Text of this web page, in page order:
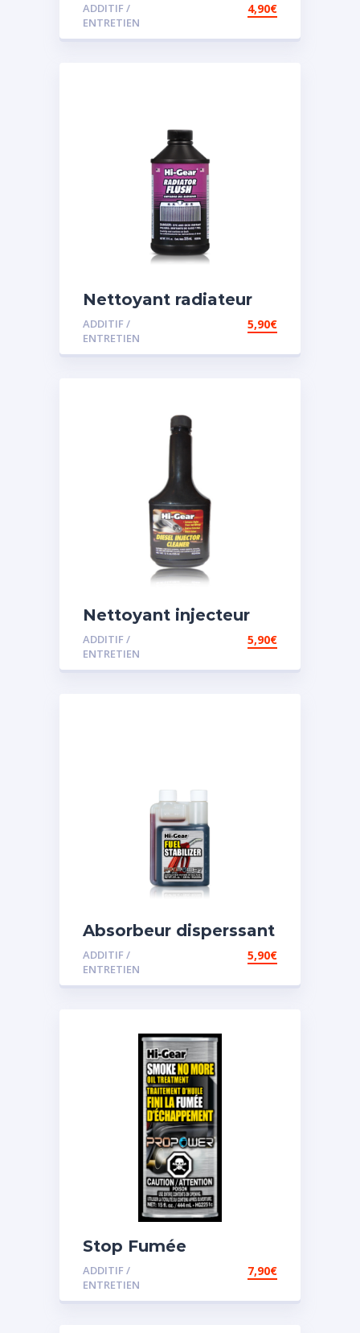
ADDITIF /
ENTRETIEN
4,90€
Nettoyant radiateur
ADDITIF /
ENTRETIEN
5,90€
Nettoyant injecteur
diesel
ADDITIF /
ENTRETIEN
5,90€
Absorbeur disperssant
d’eau pour carburant
ADDITIF /
ENTRETIEN
5,90€
Stop Fumée
ADDITIF /
ENTRETIEN
7,90€